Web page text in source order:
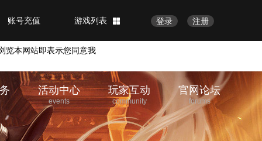
注册
登录
游戏列表
账号充值
览本网站即表示您同意我
活动中心
events
玩家互动
community
官网论坛
forums